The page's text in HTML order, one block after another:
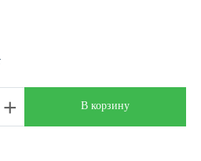
+ В корзину